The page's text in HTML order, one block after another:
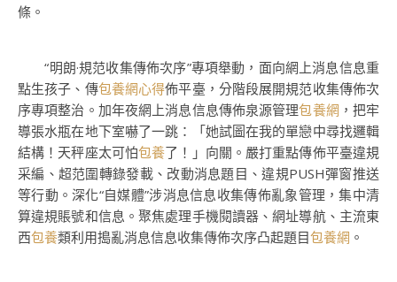
條。
“明朗·規范收集傳佈次序”專項舉動，面向網上消息信息重
點生孩子、傳包養網心得佈平臺，分階段展開規范收集傳佈次
序專項整治。加年夜網上消息信息傳佈泉源管理包養網 ，把牢
導張水瓶在地下室嚇了一跳：「她試圖在我的單戀中尋找邏輯
結構！天秤座太可怕包養了！」向關。嚴打重點傳佈平臺違規
采編、超范圍轉錄發載、改動消息題目、違規PUSH彈窗推送
等行動。深化“自媒體”涉消息信息收集傳佈亂象管理，集中清
算違規賬號和信息。聚焦處理手機閱讀器、網址導航、主流東
西包養類利用搗亂消息信息收集傳佈次序凸起題目包養網 。